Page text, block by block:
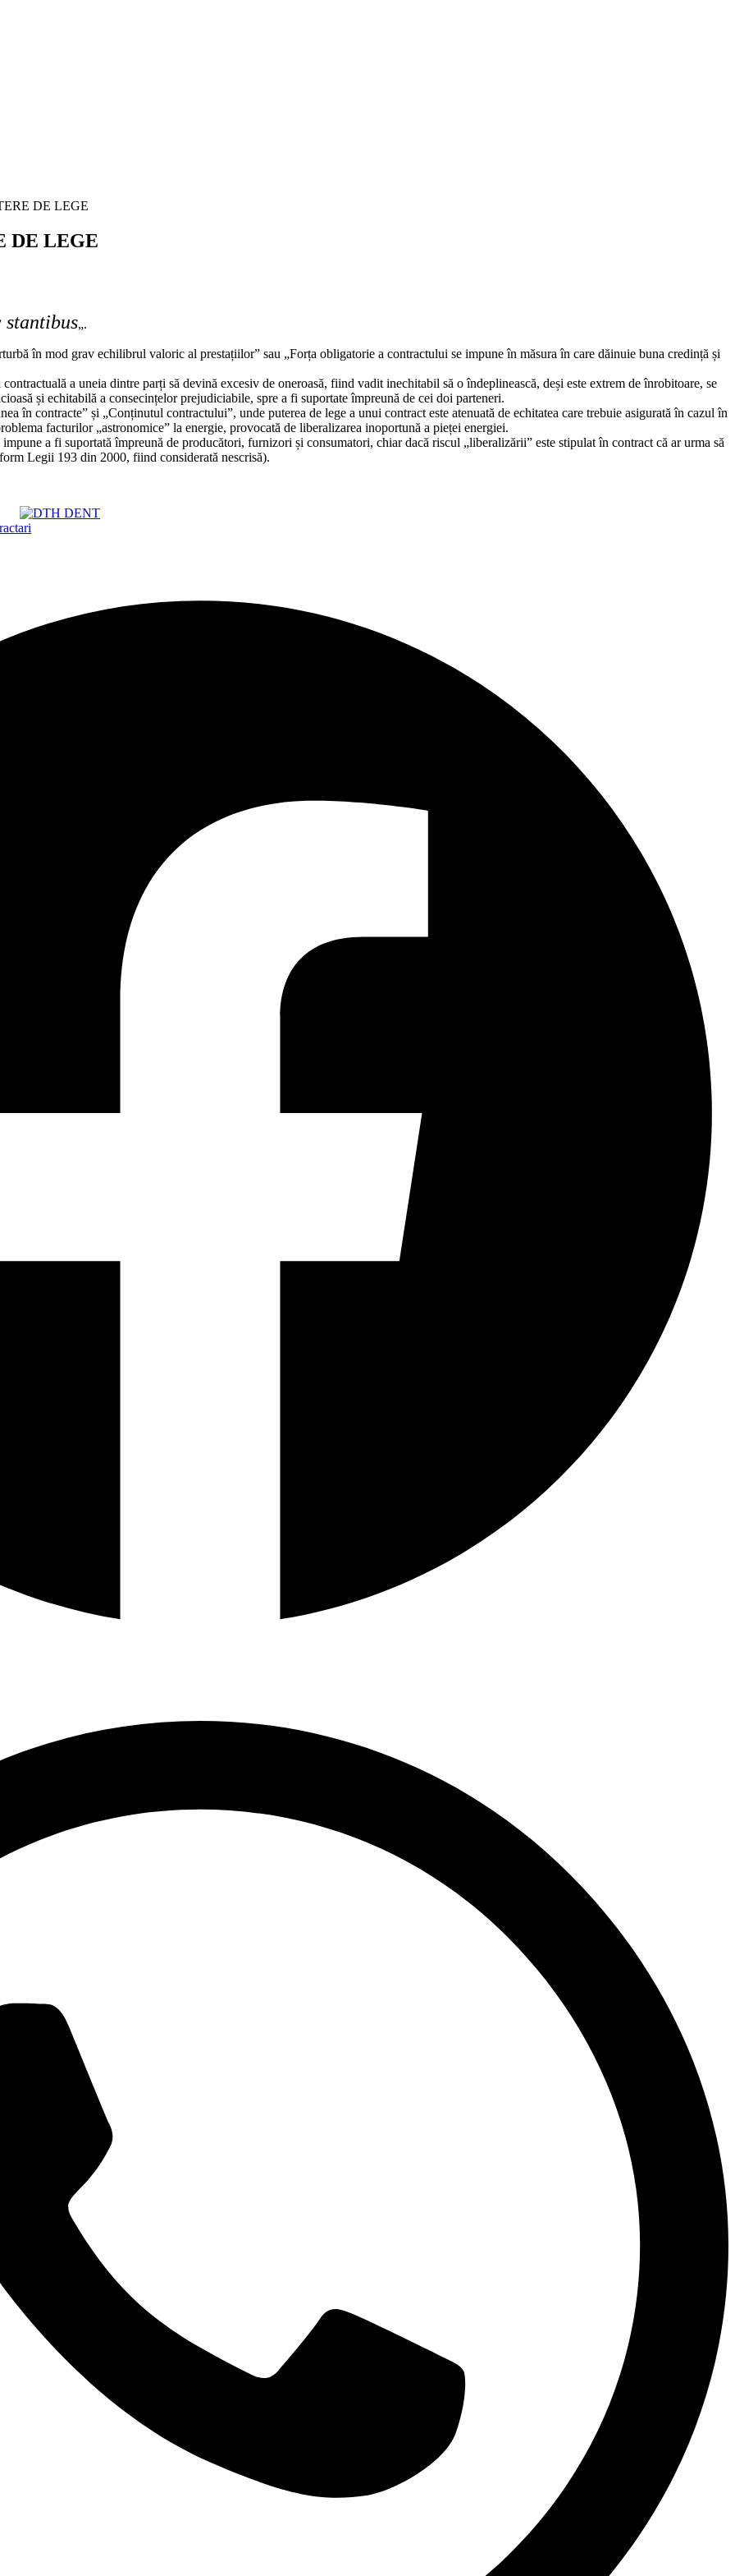
DE LEGE
stantibus„.
în mod grav echilibrul valoric al prestațiilor” sau „Forța obligatorie a contractului se impune în măsura în care dăinuie buna credință și
a uneia dintre parți să devină excesiv de oneroasă, fiind vadit inechitabil să o îndeplinească, deși este extrem de înrobitoare, se
și echitabilă a consecințelor prejudiciabile, spre a fi suportate împreună de cei doi parteneri.
în contracte” și „Conținutul contractului”, unde puterea de lege a unui contract este atenuată de echitatea care trebuie asigurată în cazul în
facturilor „astronomice” la energie, provocată de liberalizarea inoportună a pieței energiei.
a fi suportată împreună de producători, furnizori și consumatori, chiar dacă riscul „liberalizării” este stipulat în contract că ar urma să
Legii 193 din 2000, fiind considerată nescrisă).